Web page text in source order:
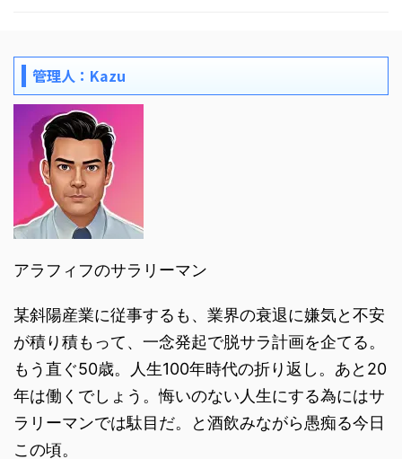
管理人：Kazu
アラフィフのサラリーマン
某斜陽産業に従事するも、業界の衰退に嫌気と不安
が積り積もって、一念発起で脱サラ計画を企てる。
もう直ぐ50歳。人生100年時代の折り返し。あと20
年は働くでしょう。悔いのない人生にする為にはサ
ラリーマンでは駄目だ。と酒飲みながら愚痴る今日
この頃。